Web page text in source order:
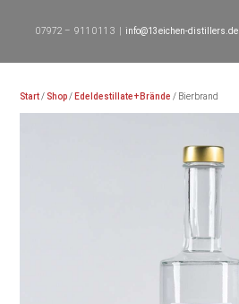
07972 – 911 011 3 | info@13eichen-distillers.de
Start/ Shop/ Edeldestillate+Brände / Bierbrand